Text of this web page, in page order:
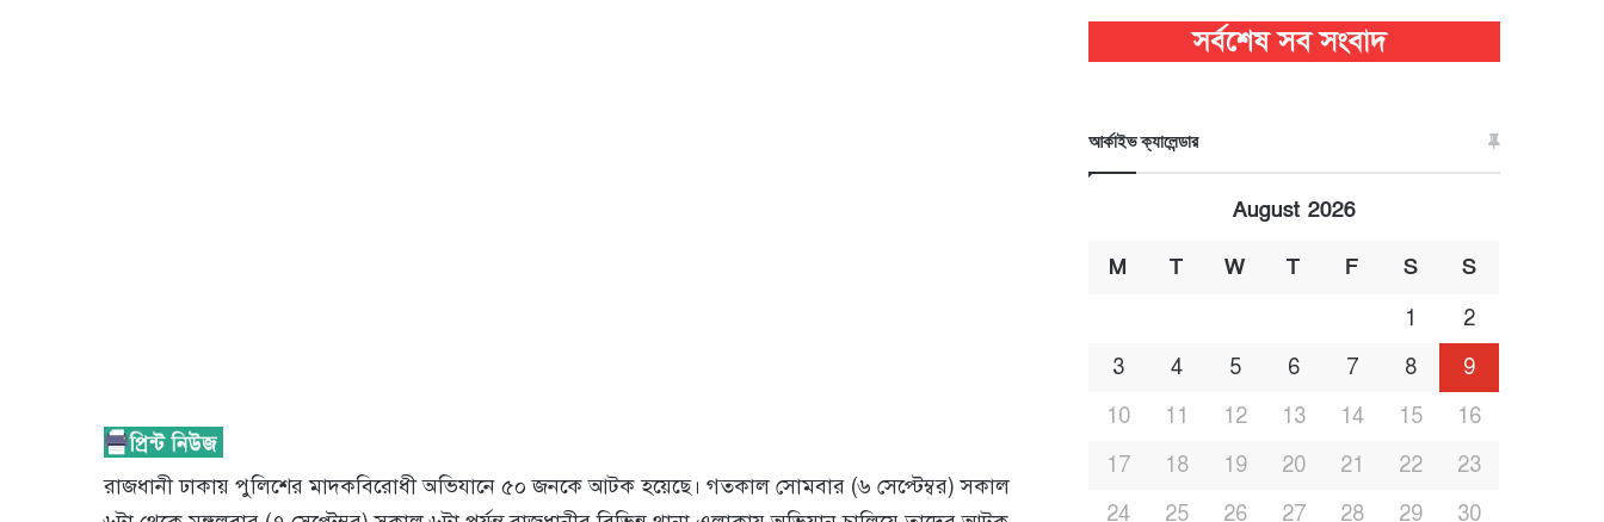
রাজধানী ঢাকায় পুলিশের মাদকবিরোধী অভিযানে ৫০ জনকে আটক হয়েছে। গতকাল সোমবার (৬ সেপ্টেম্বর) সকাল
আর্কাইভ ক্যালেন্ডার
August 2026
M T W T F S S
1
2
3
4 5 6 7 8
9
10
11 12 13 14 15
16
17
18 19 20 21 22
23
24
25 26 27 28 29
30